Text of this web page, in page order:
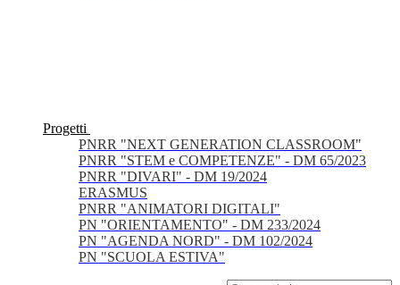
Progetti
PNRR "NEXT GENERATION CLASSROOM"
PNRR "STEM e COMPETENZE" - DM 65/2023
PNRR "DIVARI" - DM 19/2024
ERASMUS
PNRR "ANIMATORI DIGITALI"
PN "ORIENTAMENTO" - DM 233/2024
PN "AGENDA NORD" - DM 102/2024
PN "SCUOLA ESTIVA"